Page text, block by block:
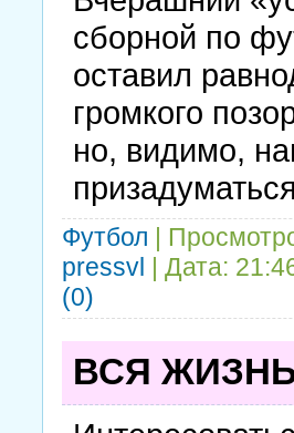
сборной по
оставил
громкого
но, видимо,
Футбол |
pressvl | Дата:
(0)
ВСЯ